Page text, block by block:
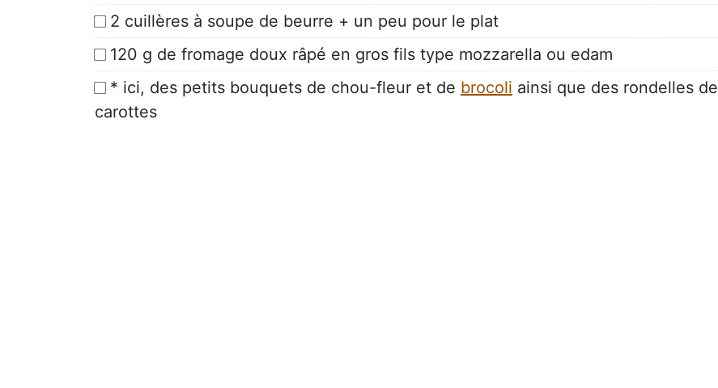
2 cuillères à soupe de beurre + un peu pour le plat
120 g de fromage doux râpé en gros fils type mozzarella ou edam
* ici, des petits bouquets de chou-fleur et de brocoli ainsi que des rondelles de
carottes